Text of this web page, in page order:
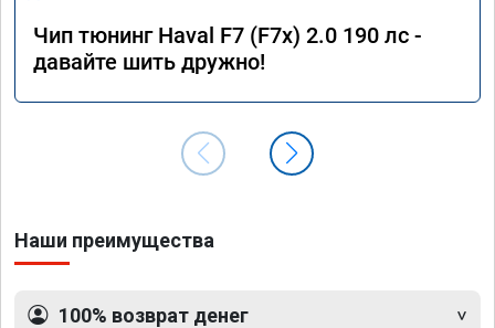
Чип тюнинг Haval F7 (F7x) 2.0 190 лс -
давайте шить дружно!
Наши преимущества
100% возврат денег